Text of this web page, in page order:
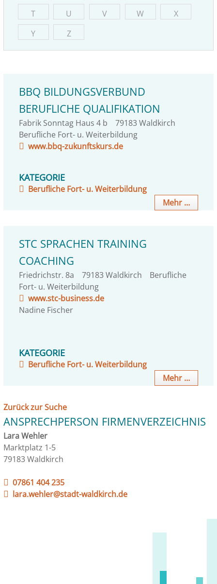
T
U V W
X
Y
Z
BBQ BILDUNGSVERBUND
BERUFLICHE QUALIFIKATION
Fabrik Sonntag Haus 4 b 79183Waldkirch
Berufliche Fort- u. Weiterbildung
www.bbq-zukunftskurs.de
KATEGORIE
Berufliche Fort- u. Weiterbildung
Mehr …
STC SPRACHEN TRAINING
COACHING
Friedrichstr. 8a 79183Waldkirch
Berufliche
Fort- u. Weiterbildung
www.stc-business.de
Nadine Fischer
KATEGORIE
Berufliche Fort- u. Weiterbildung
Mehr …
Zurück zur Suche
ANSPRECHPERSON FIRMENVERZEICHNIS
Lara Wehler
Marktplatz 1-5
79183 Waldkirch
07861 404 235
lara.wehler@stadt-waldkirch.de